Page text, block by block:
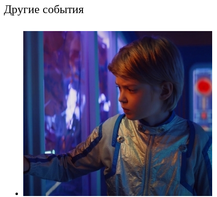
Другие события